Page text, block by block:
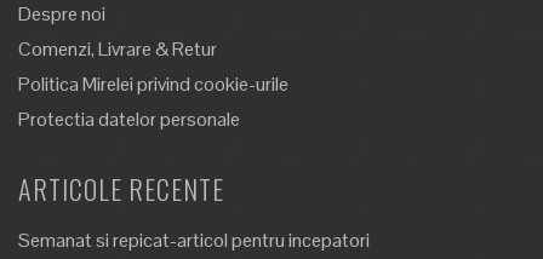
Despre noi
Comenzi, Livrare & Retur
Politica Mirelei privind cookie-urile
Protectia datelor personale
ARTICOLE RECENTE
Semanat si repicat-articol pentru incepatori